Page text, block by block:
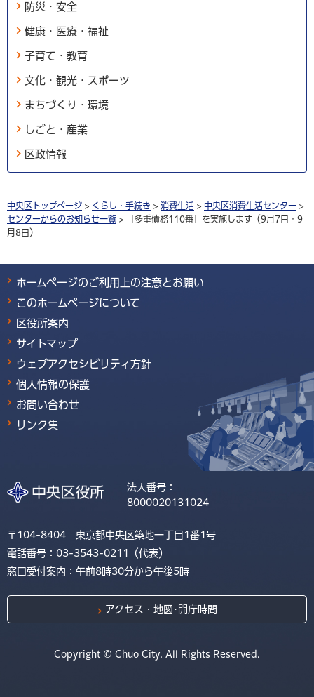
防災・安全
健康・医療・福祉
子育て・教育
文化・観光・スポーツ
まちづくり・環境
しごと・産業
区政情報
中央区トップページ > くらし・手続き > 消費生活 > 中央区消費生活センター >
センターからのお知らせ一覧 > 「多重債務110番」を実施します（9月7日・9
月8日）
ホームページのご利用上の注意とお願い
このホームページについて
区役所案内
サイトマップ
ウェブアクセシビリティ方針
個人情報の保護
お問い合わせ
リンク集
法人番号：
8000020131024
〒104-8404 東京都中央区築地一丁目1番1号
電話番号：03-3543-0211（代表）
窓口受付案内：午前8時30分から午後5時
アクセス・地図･開庁時間
Copyright © Chuo City. All Rights Reserved.